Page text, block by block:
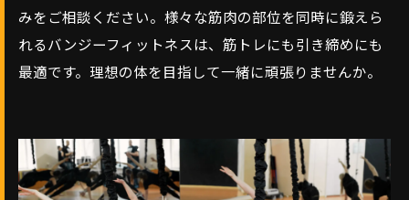
みをご相談ください。様々な筋肉の部位を同時に鍛えら
れるバンジーフィットネスは、筋トレにも引き締めにも
最適です。理想の体を目指して一緒に頑張りませんか。